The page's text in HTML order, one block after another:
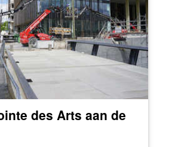
des Arts aan de